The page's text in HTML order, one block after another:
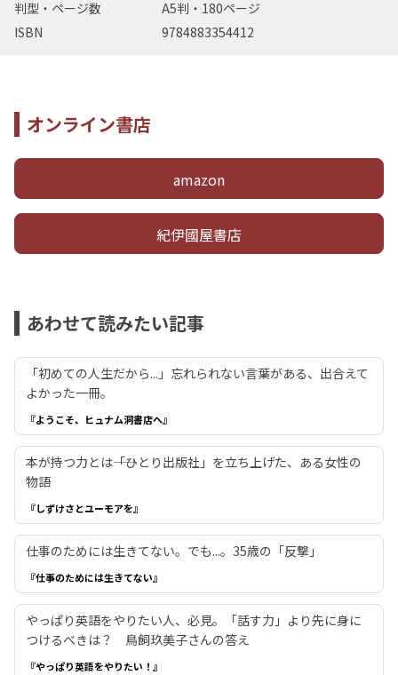
判型・ページ数
A5判・180ページ
ISBN
9784883354412
オンライン書店
amazon
紀伊國屋書店
あわせて読みたい記事
「初めての人生だから...」忘れられない言葉がある、出合えて
よかった一冊。
『ようこそ、ヒュナム洞書店へ』
本が持つ力とは――「ひとり出版社」を立ち上げた、ある女性の
物語
『しずけさとユーモアを』
仕事のためには生きてない。でも...。35歳の「反撃」
『仕事のためには生きてない』
やっぱり英語をやりたい人、必見。「話す力」より先に身に
つけるべきは？ 鳥飼玖美子さんの答え
『やっぱり英語をやりたい！』